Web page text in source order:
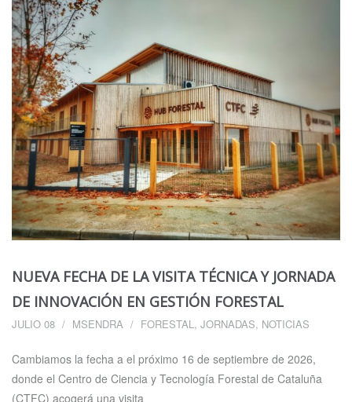
NUEVA FECHA DE LA VISITA TÉCNICA Y JORNADA
DE INNOVACIÓN EN GESTIÓN FORESTAL
JULIO 08 MSENDRA FORESTAL, JORNADAS, NOTICIAS
Cambiamos la fecha a el próximo 16 de septiembre de 2026,
donde el Centro de Ciencia y Tecnología Forestal de Cataluña
(CTFC) acogerá una visita